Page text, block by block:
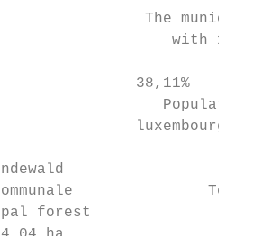
The
with
38,11%
forest